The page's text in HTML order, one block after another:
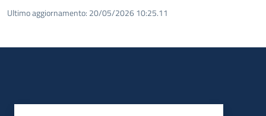
Ultimo aggiornamento: 20/05/2026 10:25.11